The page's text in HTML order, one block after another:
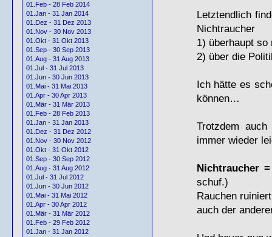
01.Feb - 28 Feb 2014
01.Jan - 31 Jan 2014
01.Dez - 31 Dez 2013
01.Nov - 30 Nov 2013
01.Okt - 31 Okt 2013
01.Sep - 30 Sep 2013
01.Aug - 31 Aug 2013
01.Jul - 31 Jul 2013
01.Jun - 30 Jun 2013
01.Mai - 31 Mai 2013
01.Apr - 30 Apr 2013
01.Mär - 31 Mär 2013
01.Feb - 28 Feb 2013
01.Jan - 31 Jan 2013
01.Dez - 31 Dez 2012
01.Nov - 30 Nov 2012
01.Okt - 31 Okt 2012
01.Sep - 30 Sep 2012
01.Aug - 31 Aug 2012
01.Jul - 31 Jul 2012
01.Jun - 30 Jun 2012
01.Mai - 31 Mai 2012
01.Apr - 30 Apr 2012
01.Mär - 31 Mär 2012
01.Feb - 29 Feb 2012
01.Jan - 31 Jan 2012
Letztendlich
Nichtraucher
1) überhaupt so
2) über die
Ich hätte es
können…
Trotzdem
immer wieder
Nichtraucher
schuf.)
Rauchen
auch der